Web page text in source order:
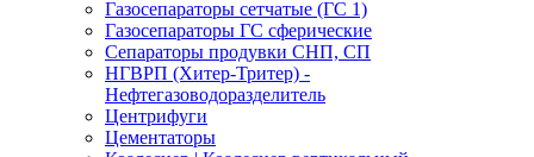
Газосепараторы сетчатые (ГС 1)
Газосепараторы ГС сферические
Сепараторы продувки СНП, СП
НГВРП (Хитер-Тритер) -
Нефтегазоводоразделитель
Центрифуги
Цементаторы